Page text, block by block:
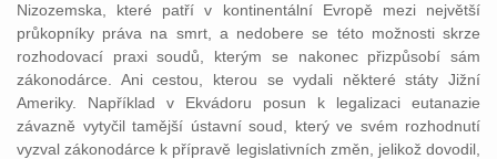
Nizozemska, které patří v kontinentální Evropě mezi největší
průkopníky práva na smrt, a nedobere se této možnosti skrze
rozhodovací praxi soudů, kterým se nakonec přizpůsobí sám
zákonodárce. Ani cestou, kterou se vydali některé státy Jižní
Ameriky. Například v Ekvádoru posun k legalizaci eutanazie
závazně vytyčil tamější ústavní soud, který ve svém rozhodnutí
vyzval zákonodárce k přípravě legislativních změn, jelikož dovodil,